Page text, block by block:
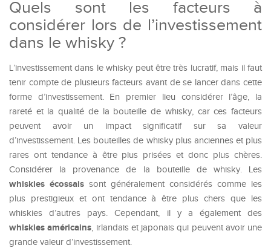
Quels sont les facteurs à
considérer lors de l’investissement
dans le whisky ?
L’investissement dans le whisky peut être très lucratif, mais il faut
tenir compte de plusieurs facteurs avant de se lancer dans cette
forme d’investissement. En premier lieu considérer l’âge, la
rareté et la qualité de la bouteille de whisky, car ces facteurs
peuvent avoir un impact significatif sur sa valeur
d’investissement. Les bouteilles de whisky plus anciennes et plus
rares ont tendance à être plus prisées et donc plus chères.
Considérer la provenance de la bouteille de whisky. Les
whiskies écossais sont généralement considérés comme les
plus prestigieux et ont tendance à être plus chers que les
whiskies d’autres pays. Cependant, il y a également des
whiskies américains, irlandais et japonais qui peuvent avoir une
grande valeur d’investissement.